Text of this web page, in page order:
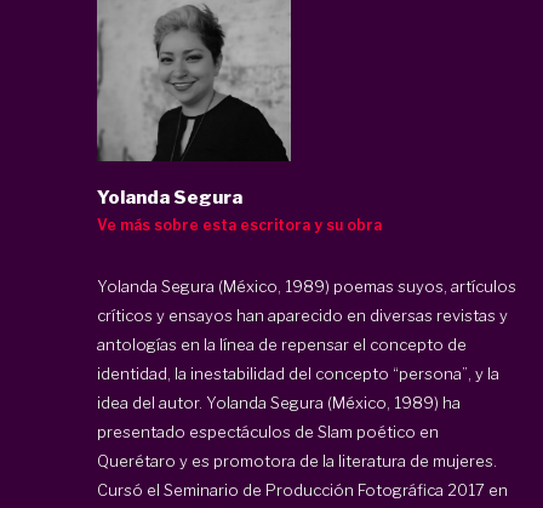
Yolanda Segura
Ve más sobre esta escritora y su obra
Yolanda Segura (México, 1989) poemas suyos, artículos
críticos y ensayos han aparecido en diversas revistas y
antologías en la línea de repensar el concepto de
identidad, la inestabilidad del concepto “persona”, y la
idea del autor. Yolanda Segura (México, 1989) ha
presentado espectáculos de Slam poético en
Querétaro y es promotora de la literatura de mujeres.
Cursó el Seminario de Producción Fotográfica 2017 en